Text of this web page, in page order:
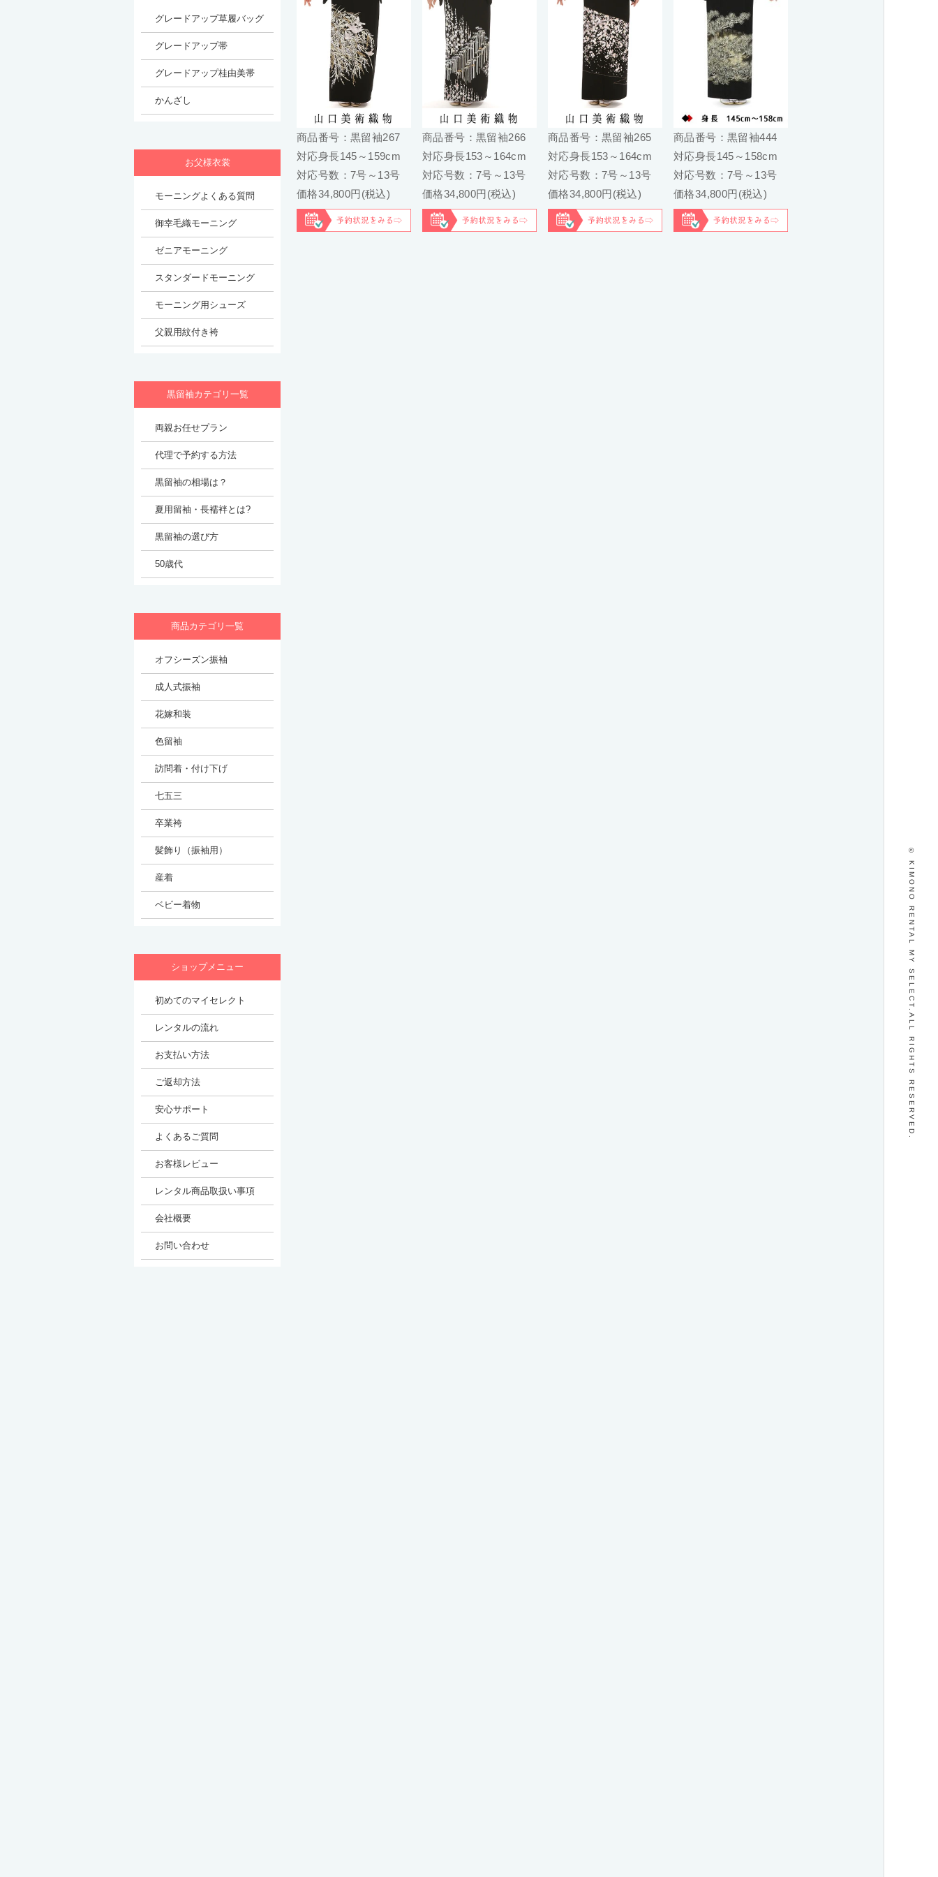
商品番号：黒留袖267
対応身長145～159cm
対応号数：7号～13号
価格34,800円(税込)
商品番号：黒留袖266
対応身長153～164cm
対応号数：7号～13号
価格34,800円(税込)
商品番号：黒留袖265
対応身長153～164cm
対応号数：7号～13号
価格34,800円(税込)
商品番号：黒留袖444
対応身長145～158cm
対応号数：7号～13号
価格34,800円(税込)
© KIMONO RENTAL MY SELECT.ALL RIGHTS RESERVED.